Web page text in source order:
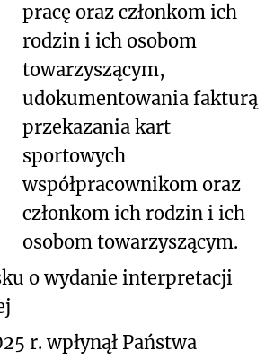
pracę oraz członkom ich
rodzin i ich osobom
towarzyszącym,
udokumentowania fakturą
przekazania kart
sportowych
współpracownikom oraz
członkom ich rodzin i ich
osobom towarzyszącym.
o wydanie interpretacji
r. wpłynął Państwa